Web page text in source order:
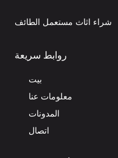
شراء اثاث مستعمل الطائف
روابط سريعة
بيت
معلومات عنا
المدونات
اتصال